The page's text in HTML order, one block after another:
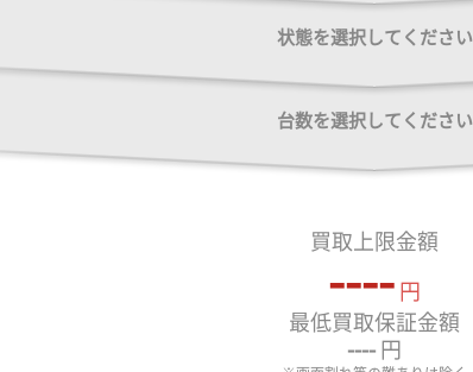
状態を選択してください
台数を選択してください
買取上限金額
---- 円
最低買取保証金額
---- 円